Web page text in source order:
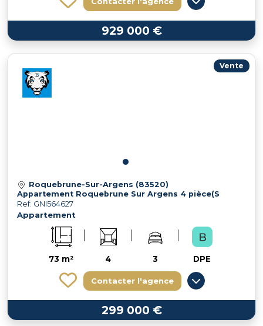
929 000 €
Vente
Roquebrune-Sur-Argens (83520)
Appartement Roquebrune Sur Argens 4 pièce(S
Ref: GNI564627
Appartement
73 m² 4 3 DPE
Contacter l'agence
299 000 €